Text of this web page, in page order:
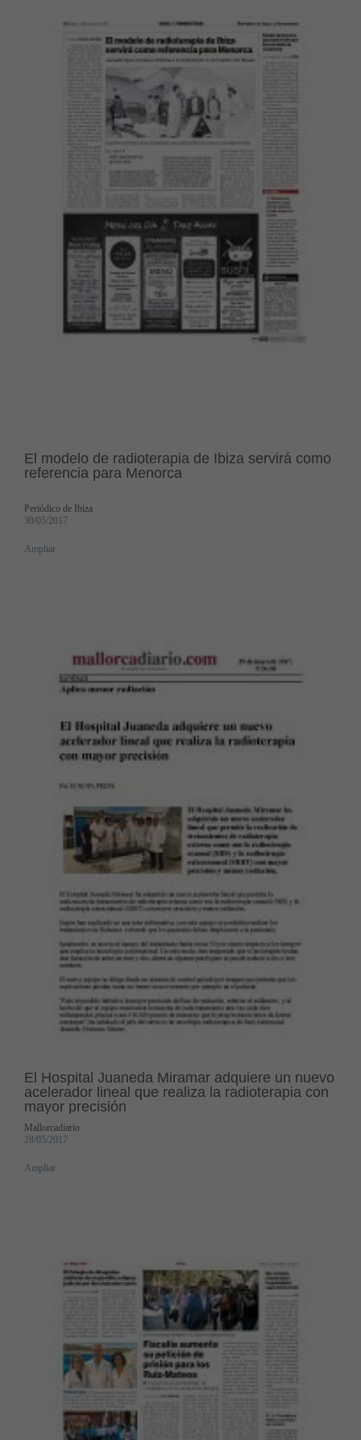
El modelo de radioterapia de Ibiza servirá como
referencia para Menorca
Periódico de Ibiza
30/05/2017
Ampliar
El Hospital Juaneda Miramar adquiere un nuevo
acelerador lineal que realiza la radioterapia con
mayor precisión
Mallorcadiario
28/05/2017
Ampliar